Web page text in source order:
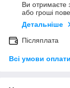
Ви отримаєте
або гроші
Детальніше
Післяплата
Всі умови оплати